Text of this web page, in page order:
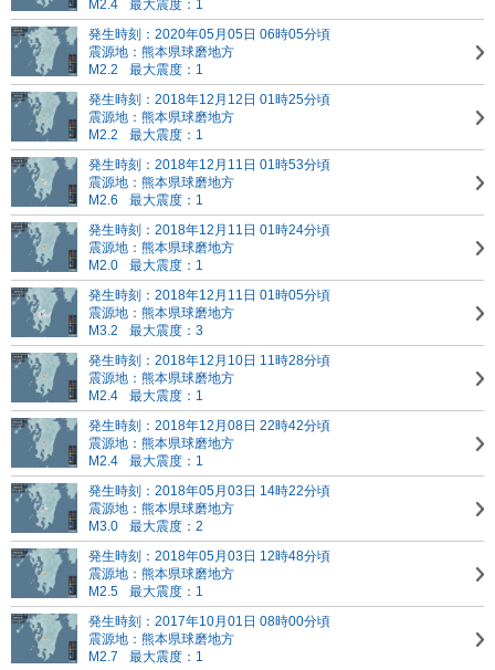
M2.4
最大震度：1
発生時刻：2020年05月05日 06時05分頃
震源地：熊本県球磨地方
M2.2
最大震度：1
発生時刻：2018年12月12日 01時25分頃
震源地：熊本県球磨地方
M2.2
最大震度：1
発生時刻：2018年12月11日 01時53分頃
震源地：熊本県球磨地方
M2.6
最大震度：1
発生時刻：2018年12月11日 01時24分頃
震源地：熊本県球磨地方
M2.0
最大震度：1
発生時刻：2018年12月11日 01時05分頃
震源地：熊本県球磨地方
M3.2
最大震度：3
発生時刻：2018年12月10日 11時28分頃
震源地：熊本県球磨地方
M2.4
最大震度：1
発生時刻：2018年12月08日 22時42分頃
震源地：熊本県球磨地方
M2.4
最大震度：1
発生時刻：2018年05月03日 14時22分頃
震源地：熊本県球磨地方
M3.0
最大震度：2
発生時刻：2018年05月03日 12時48分頃
震源地：熊本県球磨地方
M2.5
最大震度：1
発生時刻：2017年10月01日 08時00分頃
震源地：熊本県球磨地方
M2.7
最大震度：1